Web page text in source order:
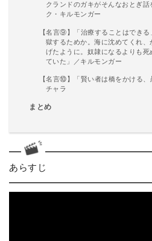
クランドのガキがそんなおとぎ
ク・キルモンガー
【名言⑨】「治療することはでき
獄するためか。海に沈めてくれ
げたように。奴隷になるよりも
ていた」／キルモンガー
【名言⑩】「賢い者は橋をかける、
チャラ
まとめ
あらすじ